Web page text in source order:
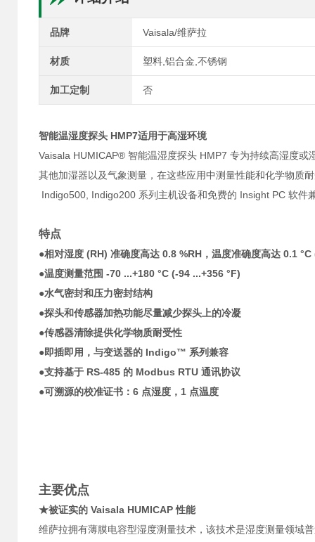
品牌 Vaisala/维萨拉
材质 塑料,铝合金,不锈钢
加工定制 否
智能温湿度探头 HMP7适用于高湿环境
Vaisala HUMICAP® 智能温湿度探头 HMP7 专为持续高湿度
其他加湿器以及气象测量，在这些应用中测量性能和化学物质
Indigo500, Indigo200 系列主机设备和免费的 Insight PC 软件
特点
●相对湿度 (RH) 准确度高达 0.8 %RH，温度准确度高达 0.1 °C
●温度测量范围 -70 ...+180 °C (-94 ...+356 °F)
●水气密封和压力密封结构
●探头和传感器加热功能尽量减少探头上的冷凝
●传感器清除提供化学物质耐受性
●即插即用，与变送器的 Indigo™ 系列兼容
●支持基于 RS-485 的 Modbus RTU 通讯协议
●可溯源的校准证书：6 点湿度，1 点温度
主要优点
★被证实的 Vaisala HUMICAP 性能
维萨拉拥有薄膜电容型湿度测量技术，该技术是湿度测量领域